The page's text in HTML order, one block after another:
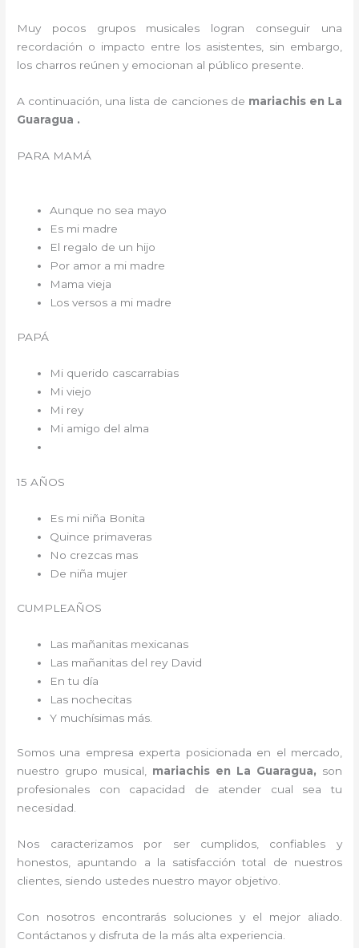
Muy pocos grupos musicales logran conseguir una
recordación o impacto entre los asistentes, sin embargo,
los charros reúnen y emocionan al público presente.
A continuación, una lista de canciones de mariachis en La
Guaragua .
PARA MAMÁ
Aunque no sea mayo
Es mi madre
El regalo de un hijo
Por amor a mi madre
Mama vieja
Los versos a mi madre
PAPÁ
Mi querido cascarrabias
Mi viejo
Mi rey
Mi amigo del alma
15 AÑOS
Es mi niña Bonita
Quince primaveras
No crezcas mas
De niña mujer
CUMPLEAÑOS
Las mañanitas mexicanas
Las mañanitas del rey David
En tu día
Las nochecitas
Y muchísimas más.
Somos una empresa experta posicionada en el mercado,
nuestro grupo musical, mariachis en La Guaragua, son
profesionales con capacidad de atender cual sea tu
necesidad.
Nos caracterizamos por ser cumplidos, confiables y
honestos, apuntando a la satisfacción total de nuestros
clientes, siendo ustedes nuestro mayor objetivo.
Con nosotros encontrarás soluciones y el mejor aliado.
Contáctanos y disfruta de la más alta experiencia.